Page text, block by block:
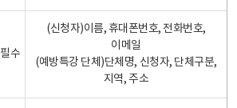
필수
(신청자)이름, 휴대폰번호, 전화번호,
이메일
(예방특강 단체)단체명, 신청자, 단체구분,
지역, 주소